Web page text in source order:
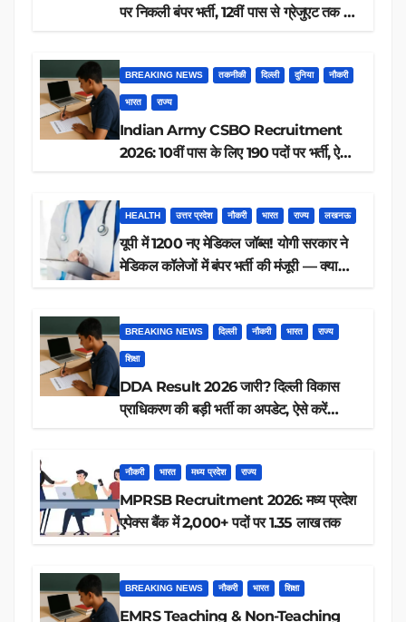
पर निकली बंपर भर्ती, 12वीं पास से ग्रेजुएट तक करें
BREAKING NEWS तकनीकी दिल्ली दुनिया नौकरी
भारत राज्य
Indian Army CSBO Recruitment
2026: 10वीं पास के लिए 190 पदों पर भर्ती, ऐसे
HEALTH उत्तर प्रदेश नौकरी भारत राज्य लखनऊ
यूपी में 1200 नए मेडिकल जॉब्स! योगी सरकार ने
मेडिकल कॉलेजों में बंपर भर्ती की मंजूरी — क्या
BREAKING NEWS दिल्ली नौकरी भारत राज्य
शिक्षा
DDA Result 2026 जारी? दिल्ली विकास
प्राधिकरण की बड़ी भर्ती का अपडेट, ऐसे करें
नौकरी भारत मध्य प्रदेश राज्य
MPRSB Recruitment 2026: मध्य प्रदेश
एपेक्स बैंक में 2,000+ पदों पर 1.35 लाख तक
BREAKING NEWS नौकरी भारत शिक्षा
EMRS Teaching & Non-Teaching